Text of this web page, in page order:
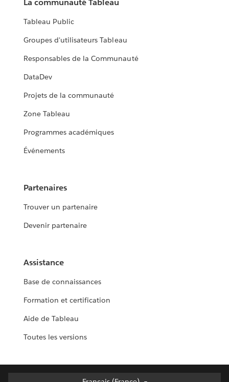
La communauté Tableau
Tableau Public
Groupes d'utilisateurs Tableau
Responsables de la Communauté
DataDev
Projets de la communauté
Zone Tableau
Programmes académiques
Événements
Partenaires
Trouver un partenaire
Devenir partenaire
Assistance
Base de connaissances
Formation et certification
Aide de Tableau
Toutes les versions